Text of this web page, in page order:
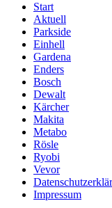
Start
Aktuell
Parkside
Einhell
Gardena
Enders
Bosch
Dewalt
Kärcher
Makita
Metabo
Rösle
Ryobi
Vevor
Impressum